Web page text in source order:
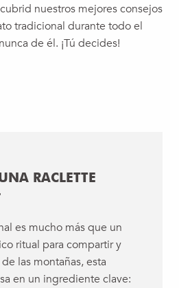
nuestros mejores consejos
tradicional durante todo el
de él. ¡Tú decides!
RACLETTE
es mucho más que un
ritual para compartir y
las montañas, esta
en un ingrediente clave: